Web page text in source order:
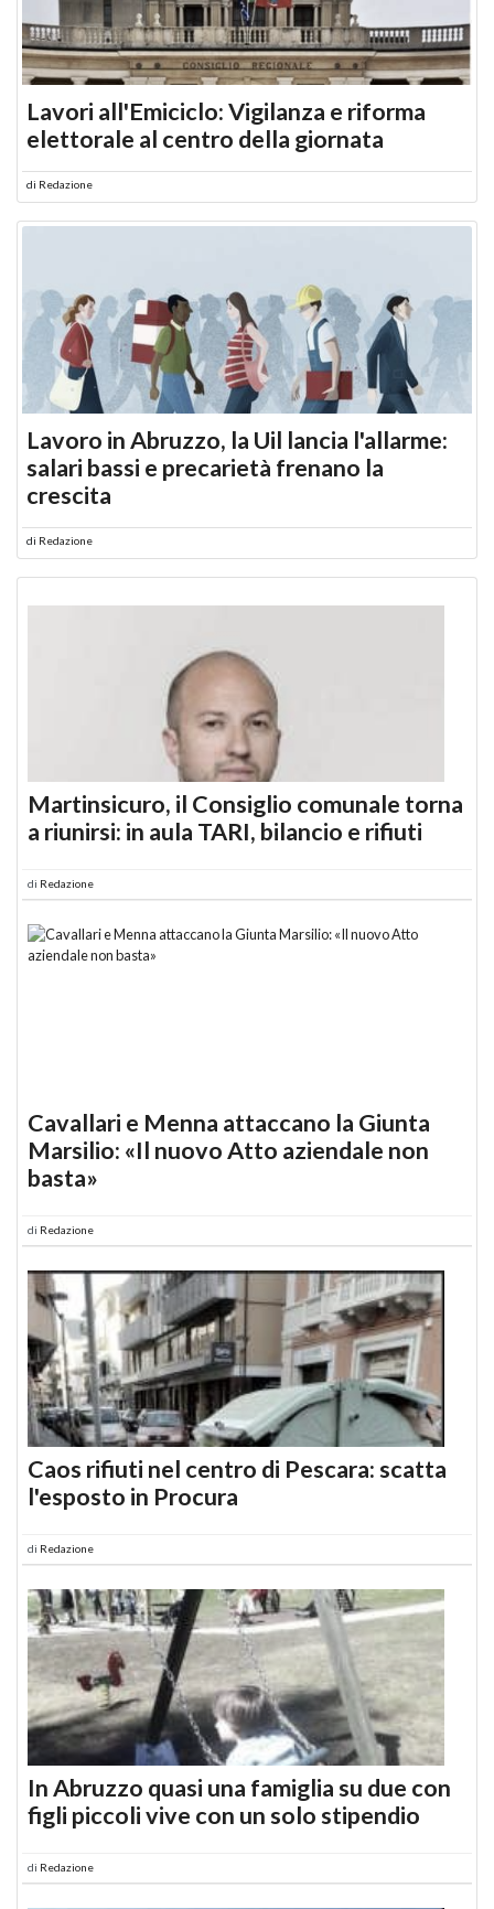
Lavori all'Emiciclo: Vigilanza e riforma
elettorale al centro della giornata
di Redazione
Lavoro in Abruzzo, la Uil lancia l'allarme:
salari bassi e precarietà frenano la
crescita
di Redazione
Martinsicuro, il Consiglio comunale torna
a riunirsi: in aula TARI, bilancio e rifiuti
di Redazione
Cavallari e Menna attaccano la Giunta
Marsilio: «Il nuovo Atto aziendale non
basta»
di Redazione
Caos rifiuti nel centro di Pescara: scatta
l'esposto in Procura
di Redazione
In Abruzzo quasi una famiglia su due con
figli piccoli vive con un solo stipendio
di Redazione